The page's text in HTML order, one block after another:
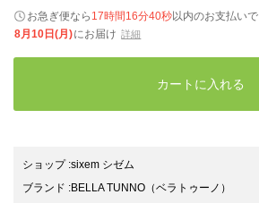
お急ぎ便なら 17時間16分39秒以内のお支払いで
8月10日(月)にお届け 詳細
カートに入れる
ショップ:sixem シゼム
ブランド :BELLA TUNNO （ベラトゥーノ）